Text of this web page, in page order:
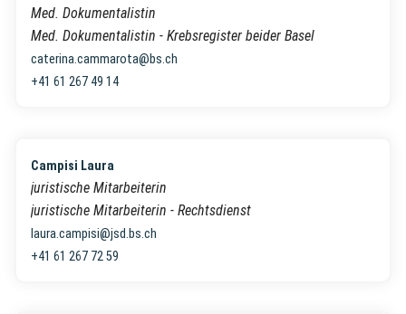
Med. Dokumentalistin
Med. Dokumentalistin - Krebsregister beider Basel
caterina.cammarota@bs.ch
+41 61 267 49 14
Campisi Laura
juristische Mitarbeiterin
juristische Mitarbeiterin - Rechtsdienst
laura.campisi@jsd.bs.ch
+41 61 267 72 59